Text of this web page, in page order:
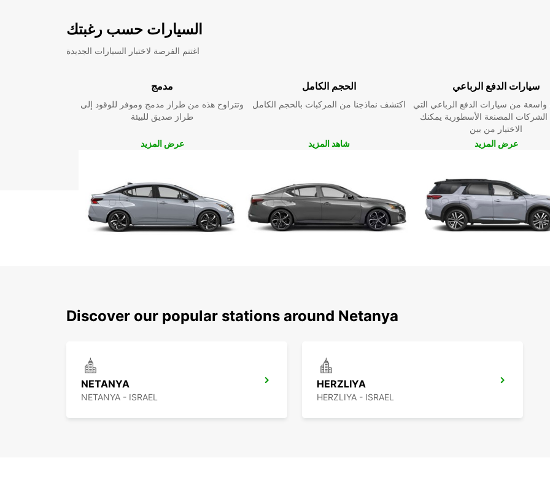
السيارات حسب رغبتك
اغتنم الفرصة لاختبار السيارات الجديدة
مدمج
وتتراوح هذه من طراز مدمج وموفر للوقود إلى
طراز صديق للبيئة
عرض المزيد
الحجم الكامل
اكتشف نماذجنا من المركبات بالحجم الكامل
شاهد المزيد
سيارات الدفع الرباعي
من سيارات الدفع الرباعي التي
الشركات المصنعة الأسطورية يمكنك
الاختيار من بين
عرض المزيد
Discover our popular stations around Netanya
NETANYA
NETANYA - ISRAEL
HERZLIYA
HERZLIYA - ISRAEL